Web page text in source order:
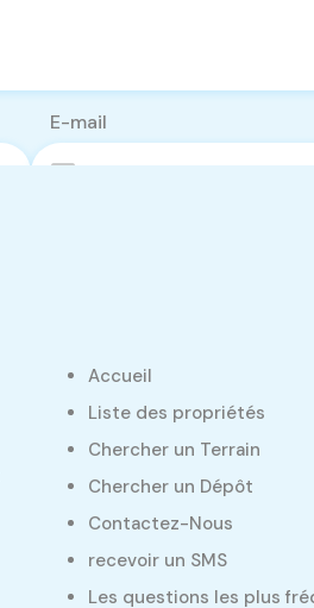
E-mail
Accueil
Liste des propriétés
Chercher un Terrain
Chercher un Dépôt
Contactez-Nous
recevoir un SMS
Les questions les plus